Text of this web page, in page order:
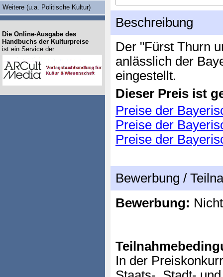
Beschreibung
Der "Fürst Thurn
anlässlich der
eingestellt.
Dieser Preis ist
Preise der
Preise der
Preise der
Bewerbung /
Bewerbung:
In der
Weitere (u.a. Politische Kultur)
Die Online-Ausgabe des
Handbuchs der Kulturpreise
ist ein Service der